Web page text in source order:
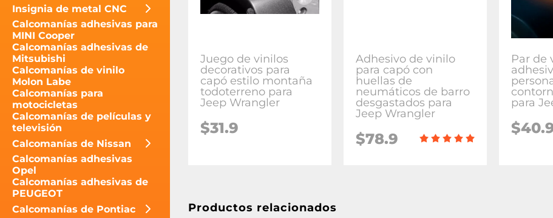
Insignia de metal CNC
Calcomanías adhesivas para
MINI Cooper
Calcomanías adhesivas de
Mitsubishi
Calcomanías de vinilo
Molon Labe
Calcomanías para
motocicletas
Calcomanías de películas y
televisión
Calcomanías de Nissan
Calcomanías adhesivas
Opel
Calcomanías adhesivas de
PEUGEOT
Calcomanías de Pontiac
Juego de vinilos
decorativos para
capó estilo montaña
todoterreno para
Jeep Wrangler
$31.9
Adhesivo de vinilo
para capó con
huellas de
neumáticos de barro
desgastados para
Jeep Wrangler
$78.9
Par de
para
Productos relacionados